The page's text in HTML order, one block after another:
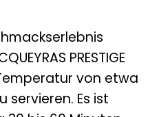
PRESTIGE
von etwa
servieren. Es ist